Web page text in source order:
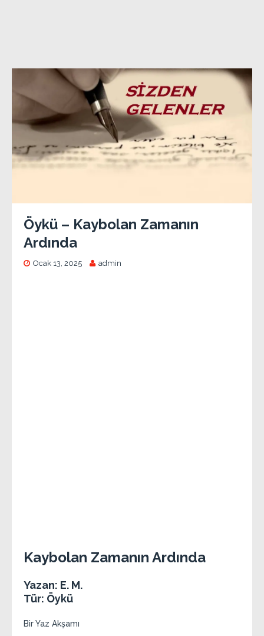
Öykü – Kaybolan Zamanın
Ardında
Ocak 13, 2025 admin
Kaybolan Zamanın Ardında
Yazan: E. M.
Tür: Öykü
Bir Yaz Akşamı